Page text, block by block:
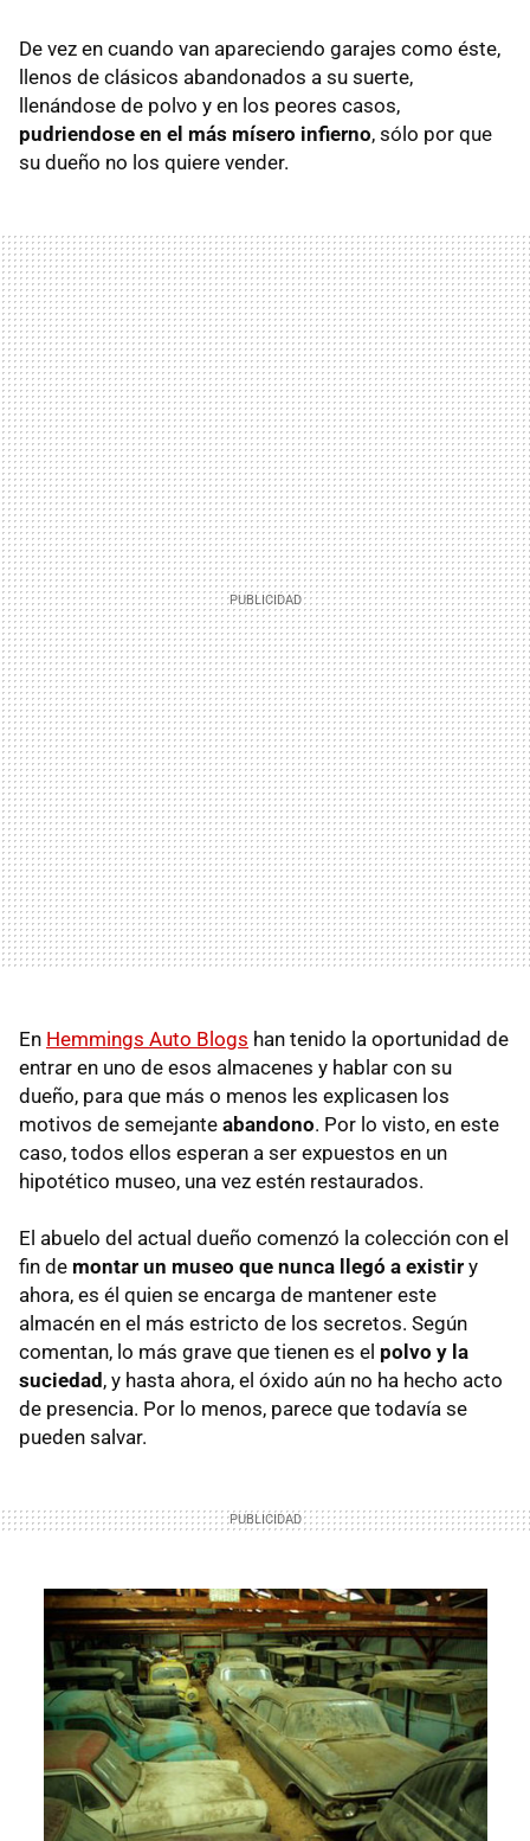
De vez en cuando van apareciendo garajes como éste,
llenos de clásicos abandonados a su suerte,
llenándose de polvo y en los peores casos,
pudriendose en el más mísero infierno, sólo por que
su dueño no los quiere vender.
En Hemmings Auto Blogs han tenido la oportunidad de
entrar en uno de esos almacenes y hablar con su
dueño, para que más o menos les explicasen los
motivos de semejante abandono. Por lo visto, en este
caso, todos ellos esperan a ser expuestos en un
hipotético museo, una vez estén restaurados.
El abuelo del actual dueño comenzó la colección con el
fin de montar un museo que nunca llegó a existir y
ahora, es él quien se encarga de mantener este
almacén en el más estricto de los secretos. Según
comentan, lo más grave que tienen es el polvo y la
suciedad, y hasta ahora, el óxido aún no ha hecho acto
de presencia. Por lo menos, parece que todavía se
pueden salvar.